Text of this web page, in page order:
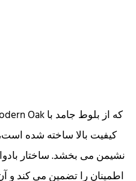
کیفیت بالا ساخته شده
نشیمن می بخشد. ساختار
اطمینان را تضمین می کند و